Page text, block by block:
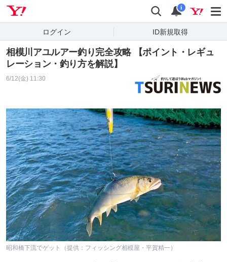
検索 通知
i
ログイン ID新規取得
相模川アユルアー釣り完全攻略 【ポイント・レギュ
レーション・釣り方を解説】
6/12(金) 11:30
昭和橋下流でゲット（提供：フィッシング相模屋・平賀精一）